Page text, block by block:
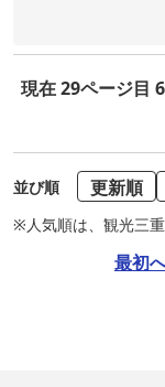
現在 29ページ目
並び順 更新順
※人気順は、観光三
最初